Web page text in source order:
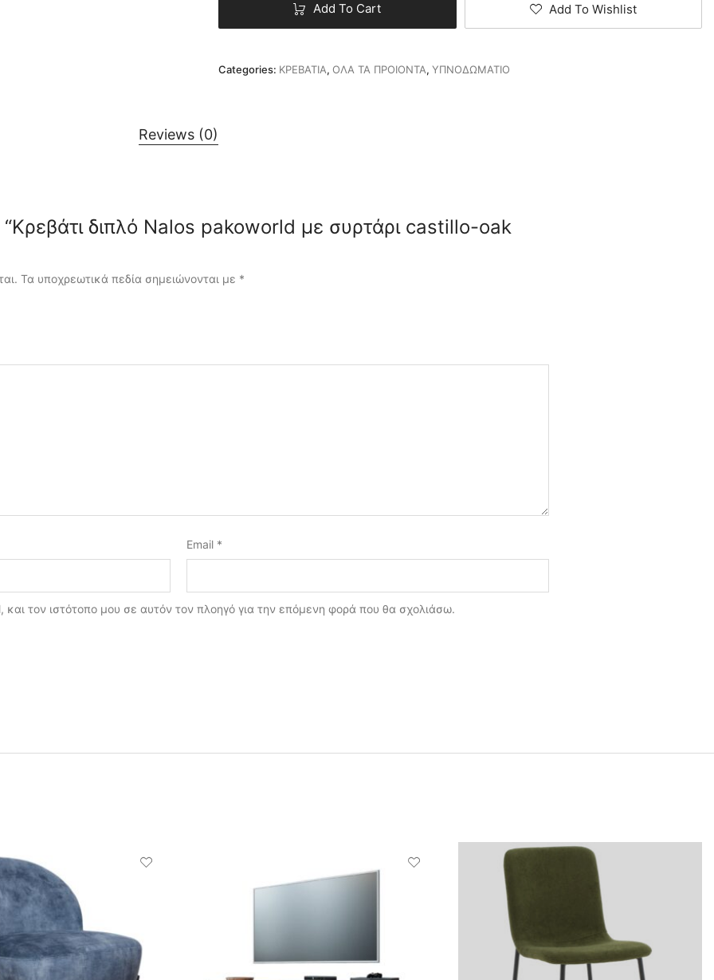
Add To Cart Add To Wishlist
Categories: ΚΡΕΒΑΤΙΑ, ΟΛΑ ΤΑ ΠΡΟΙΟΝΤΑ, ΥΠΝΟΔΩΜΑΤΙΟ
Reviews (0)
διπλό Nalos pakoworld με συρτάρι castillo-oak
Τα υποχρεωτικά πεδία σημειώνονται με *
Email *
τον ιστότοπο μου σε αυτόν τον πλοηγό για την επόμενη φορά που θα σχολιάσω.